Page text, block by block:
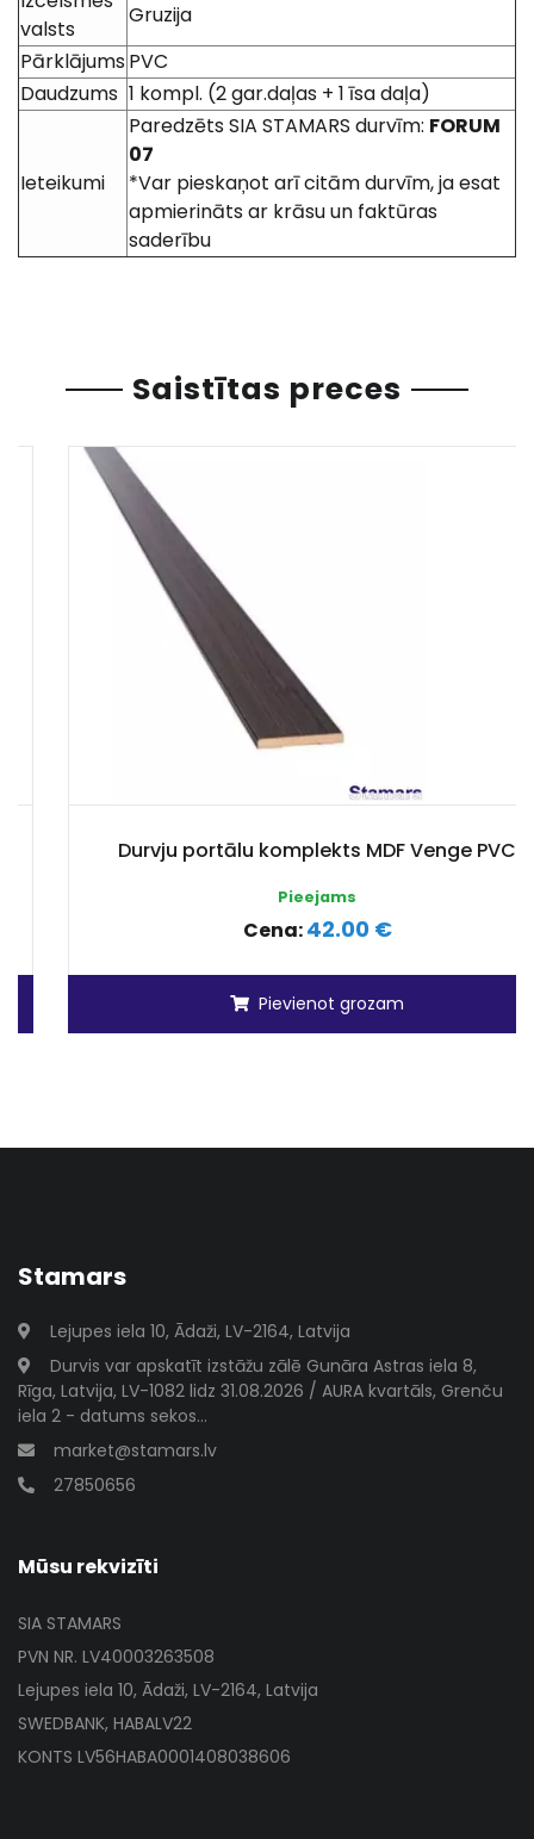
valsts
Gruzija
PārklājumsPVC
Daudzums 1 kompl. (2 gar.daļas + 1 īsa daļa)
Ieteikumi
Paredzēts SIA STAMARS durvīm: FORUM
07
*Var pieskaņot arī citām durvīm, ja esat
apmierināts ar krāsu un faktūras
saderību
Saistītas preces
Durvju portālu komplekts MDF Venge PVC
Pieejams
Cena:42.00 €
Pievienot grozam
Stamars
Lejupes iela 10, Ādaži, LV-2164, Latvija
Durvis var apskatīt izstāžu zālē Gunāra Astras iela 8,
Rīga, Latvija, LV-1082 lidz 31.08.2026 / AURA kvartāls, Grenču
iela 2 - datums sekos...
market@stamars.lv
27850656
Mūsu rekvizīti
SIA STAMARS
PVN NR. LV40003263508
Lejupes iela 10, Ādaži, LV-2164, Latvija
SWEDBANK, HABALV22
KONTS LV56HABA0001408038606